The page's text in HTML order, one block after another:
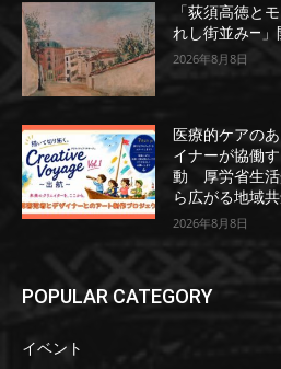
「荻須高徳と
れし街並み―」
2026年8月8日
医療的ケアの
イナーが協働
動 厚労省生活
ら広がる地域共
2026年8月8日
POPULAR CATEGORY
イベント